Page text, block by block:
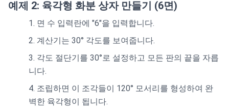
예제 2: 육각형 화분 상자 만들기 (6면)
면 수 입력란에 "6"을 입력합니다.
계산기는 30° 각도를 보여줍니다.
각도 절단기를 30°로 설정하고 모든 판의 끝을 자릅
니다.
조립하면 이 조각들이 120° 모서리를 형성하여 완
벽한 육각형이 됩니다.